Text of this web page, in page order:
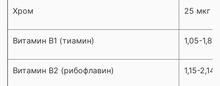
Хром 25 мкг
Витамин В1 (тиамин) 1,05-
Витамин В2 (рибофлавин) 1,15-